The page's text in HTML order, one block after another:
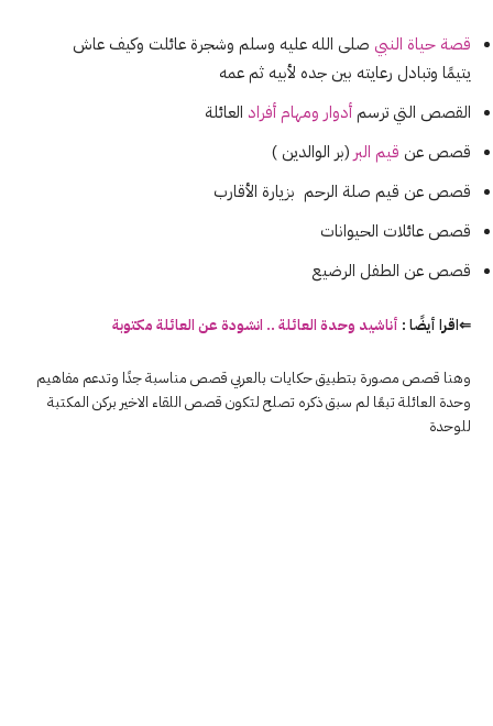
قصة حياة النبي صلى الله عليه وسلم وشجرة عائلت وكيف عاش
يتيمًا وتبادل رعايته بين جده لأبيه ثم عمه
القصص التي ترسمأدوار ومهام أفراد العائلة
قصص عن قيم البر (بر الوالدين )
قصص عن قيم صلة الرحم بزيارة الأقارب
قصص عائلات الحيوانات
قصص عن الطفل الرضيع
⇐اقرا أيضًا : أناشيد وحدة العائلة .. انشودة عن العائلة مكتوبة
وهنا قصص مصورة بتطبيق حكايات بالعربي قصص مناسبة جدًا وتدعم مفاهيم
وحدة العائلة تبعًا لم سبق ذكره تصلح لتكون قصص اللقاء الاخير بركن المكتبة
للوحدة